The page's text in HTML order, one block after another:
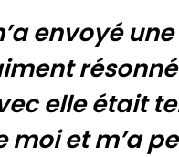
envoyé
résonné
elle était
moi et m’a